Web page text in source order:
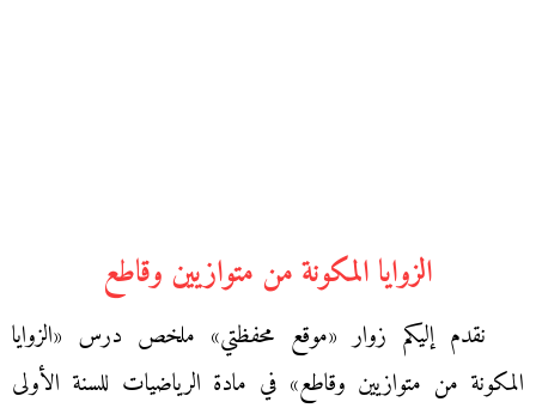
الزوايا المكونة من متوازيين وقاطع
نقدم إليكم زوار «موقع محفظتي» ملخص درس «الزوايا
المكونة من متوازيين وقاطع» في مادة الرياضيات للسنة الأولى